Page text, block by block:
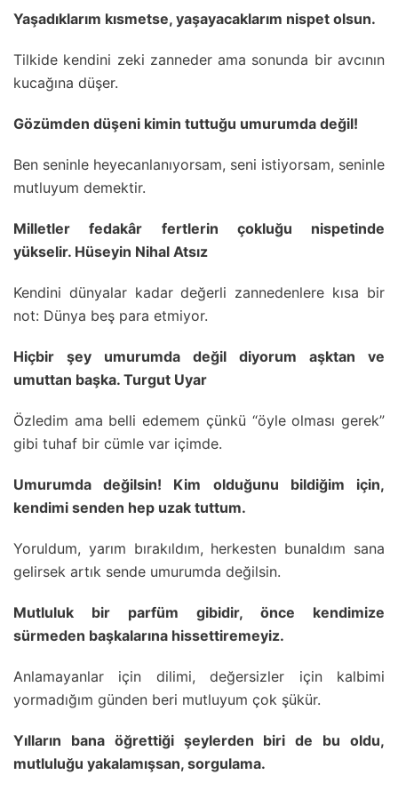
Yaşadıklarım kısmetse, yaşayacaklarım nispet olsun.
Tilkide kendini zeki zanneder ama sonunda bir avcının
kucağına düşer.
Gözümden düşeni kimin tuttuğu umurumda değil!
Ben seninle heyecanlanıyorsam, seni istiyorsam, seninle
mutluyum demektir.
Milletler fedakâr fertlerin çokluğu nispetinde
yükselir. Hüseyin Nihal Atsız
Kendini dünyalar kadar değerli zannedenlere kısa bir
not: Dünya beş para etmiyor.
Hiçbir şey umurumda değil diyorum aşktan ve
umuttan başka. Turgut Uyar
Özledim ama belli edemem çünkü “öyle olması gerek”
gibi tuhaf bir cümle var içimde.
Umurumda değilsin! Kim olduğunu bildiğim için,
kendimi senden hep uzak tuttum.
Yoruldum, yarım bırakıldım, herkesten bunaldım sana
gelirsek artık sende umurumda değilsin.
Mutluluk bir parfüm gibidir, önce kendimize
sürmeden başkalarına hissettiremeyiz.
Anlamayanlar için dilimi, değersizler için kalbimi
yormadığım günden beri mutluyum çok şükür.
Yılların bana öğrettiği şeylerden biri de bu oldu,
mutluluğu yakalamışsan, sorgulama.